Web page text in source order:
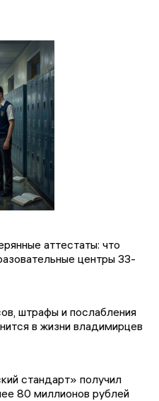
аттестаты: что
центры 33-
штрафы и послабления
в жизни владимирцев
стандарт» получил
80 миллионов рублей